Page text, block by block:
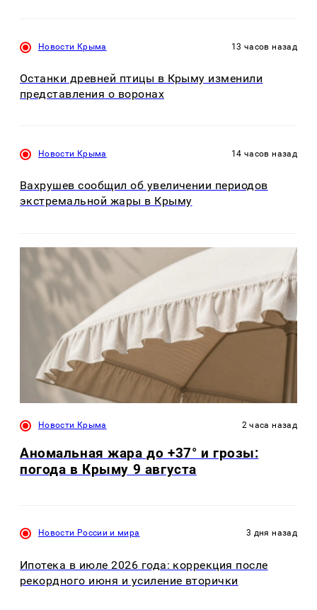
Новости Крыма 13 часов назад
Останки древней птицы в Крыму изменили
представления о воронах
Новости Крыма 14 часов назад
Вахрушев сообщил об увеличении периодов
экстремальной жары в Крыму
Новости Крыма 2 часа назад
Аномальная жара до +37° и грозы:
погода в Крыму 9 августа
Новости России и мира 3 дня назад
Ипотека в июле 2026 года: коррекция после
рекордного июня и усиление вторички